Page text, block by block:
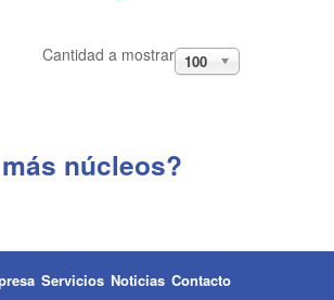
Cantidad a mostrar 100
núcleos?
Servicios Noticias Contacto